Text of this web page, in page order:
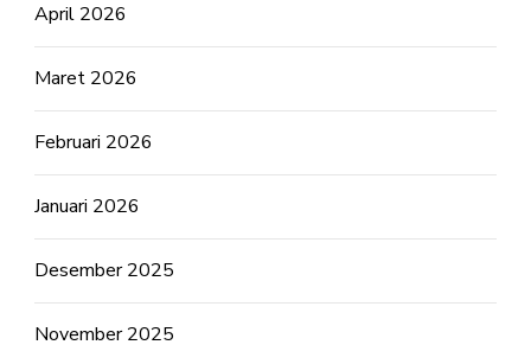
April 2026
Maret 2026
Februari 2026
Januari 2026
Desember 2025
November 2025